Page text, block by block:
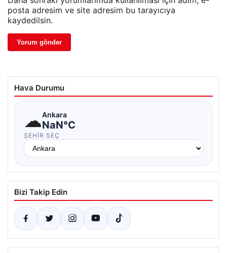
posta adresim ve site adresim bu tarayıcıya
kaydedilsin.
Hava Durumu
☁Ankara
NaN°C
ŞEHIR SEÇ
Bizi Takip Edin